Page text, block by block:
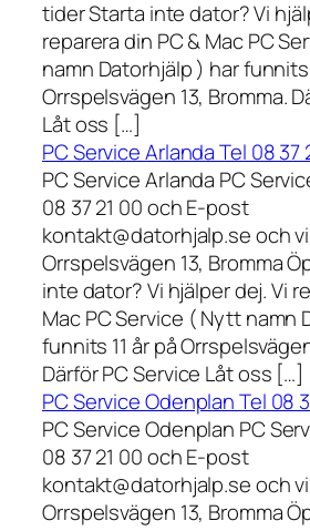
tider Starta inte dator? Vi
reparera din PC & Mac PC
namn Datorhjälp ) har funnits
Orrspelsvägen 13, Bromma.
Låt oss […]
PC Service Arlanda Tel 08 37
PC Service Arlanda PC
08 37 21 00 och E-post
kontakt@datorhjalp.se och
Orrspelsvägen 13, Bromma
inte dator? Vi hjälper dej. Vi
Mac PC Service ( Nytt namn
funnits 11 år på
Därför PC Service Låt oss […]
PC Service Odenplan Tel 08
PC Service Odenplan PC
08 37 21 00 och E-post
kontakt@datorhjalp.se och
Orrspelsvägen 13, Bromma